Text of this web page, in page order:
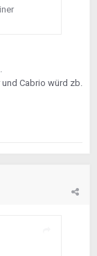
Cabrio würd zb.